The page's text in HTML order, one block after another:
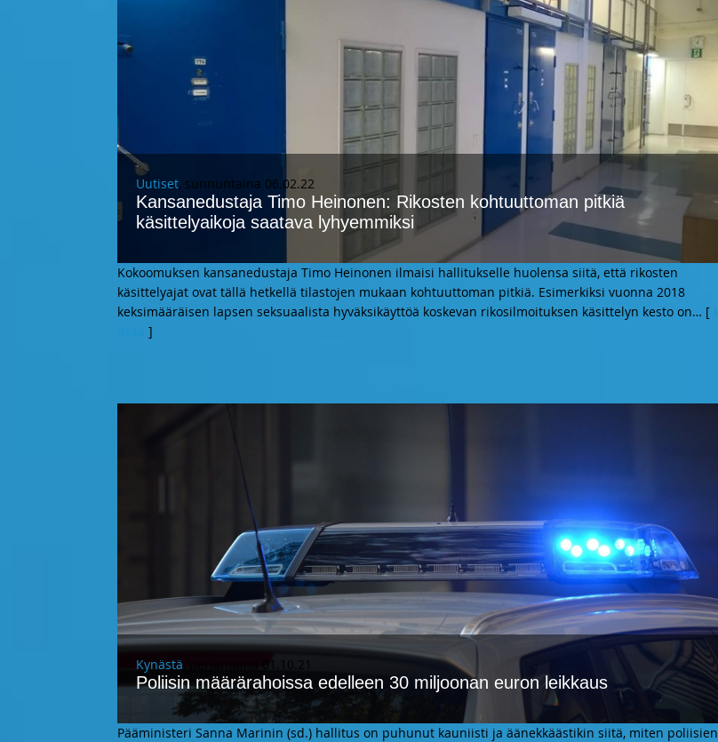
Uutiset, sunnuntaina 06.02.22
Kansanedustaja Timo Heinonen: Rikosten kohtuuttoman pitkiä
käsittelyaikoja saatava lyhyemmiksi
Kokoomuksen kansanedustaja Timo Heinonen ilmaisi hallitukselle huolensa siitä, että rikosten
käsittelyajat ovat tällä hetkellä tilastojen mukaan kohtuuttoman pitkiä. Esimerkiksi vuonna 2018
keksimääräisen lapsen seksuaalista hyväksikäyttöä koskevan rikosilmoituksen käsittelyn kesto on… [
]
Kynästä , perjantaina 01.10.21
Poliisin määrärahoissa edelleen 30 miljoonan euron leikkaus
Pääministeri Sanna Marinin (sd.) hallitus on puhunut kauniisti ja äänekkäästikin siitä, miten poliisien